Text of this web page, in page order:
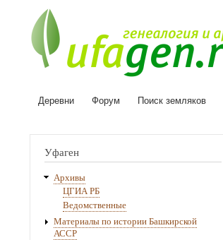
Основная
Деревни Форум Поиск земляков
Уфаген
Архивы
ЦГИА РБ
Ведомственные
Материалы по истории Башкирской
АССР